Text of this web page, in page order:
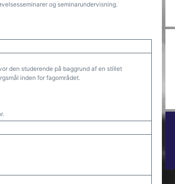
og seminarundervisning.
den studerende på baggrund af en stillet
inden for fagområdet.